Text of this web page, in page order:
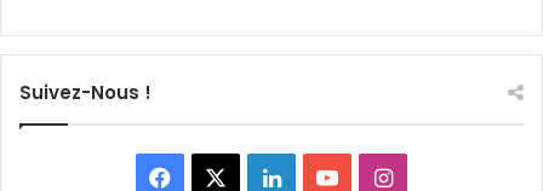
Suivez-Nous !
Facebook LinkedinYouTubeInstagram